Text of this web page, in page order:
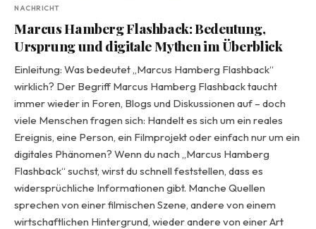
NACHRICHT
Marcus Hamberg Flashback: Bedeutung,
Ursprung und digitale Mythen im Überblick
Einleitung: Was bedeutet „Marcus Hamberg Flashback“
wirklich? Der Begriff Marcus Hamberg Flashback taucht
immer wieder in Foren, Blogs und Diskussionen auf – doch
viele Menschen fragen sich: Handelt es sich um ein reales
Ereignis, eine Person, ein Filmprojekt oder einfach nur um ein
digitales Phänomen? Wenn du nach „Marcus Hamberg
Flashback“ suchst, wirst du schnell feststellen, dass es
widersprüchliche Informationen gibt. Manche Quellen
sprechen von einer filmischen Szene, andere von einem
wirtschaftlichen Hintergrund, wieder andere von einer Art